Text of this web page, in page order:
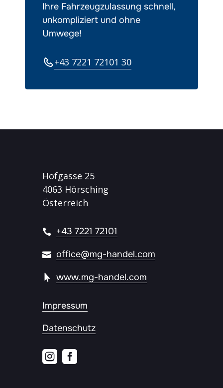
Ihre Fahrzeugzulassung schnell,
unkompliziert und ohne
Umwege!
+43 7221 72101 30
Hofgasse 25
4063 Hörsching
Österreich
+43 7221 72101
office@mg-handel.com
www.mg-handel.com
Impressum
Datenschutz
 